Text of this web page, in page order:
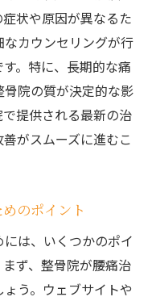
与える影響
与える恩恵
改善のステップ
正確な診断と効果
す痛みの軽減
術の適用例
重要性
ための整骨院の役
状や原因が異なるた
カウンセリングが行
。特に、長期的な痛
院の質が決定的な影
提供される最新の治
がスムーズに進むこ
のポイント
は、いくつかのポイ
ず、整骨院が腰痛治
う。ウェブサイトや